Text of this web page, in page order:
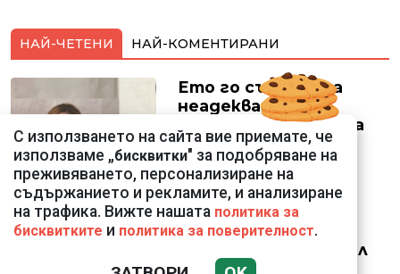
НАЙ-ЧЕТЕНИ НАЙ-КОМЕНТИРАНИ
Ето го съпруга на
неадекватната
външна министърка
Велислава Петрова
Ким Чен Ун е получил
22 милиарда долара
С използването на сайта вие приемате, че
използваме „бисквитки" за подобряване на
преживяването, персонализиране на
съдържанието и рекламите, и анализиране
на трафика. Вижте нашата политика за
бисквитките и политика за поверителност.